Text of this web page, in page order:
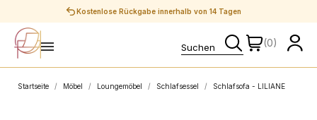
Sichere Zahlungen
(0)
Startseite Möbel Loungemöbel Schlafsessel Schlafsofa - LILIANE